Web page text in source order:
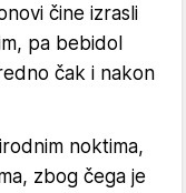
čine izrasli
pa bebidol
čak i nakon
noktima,
zbog čega je